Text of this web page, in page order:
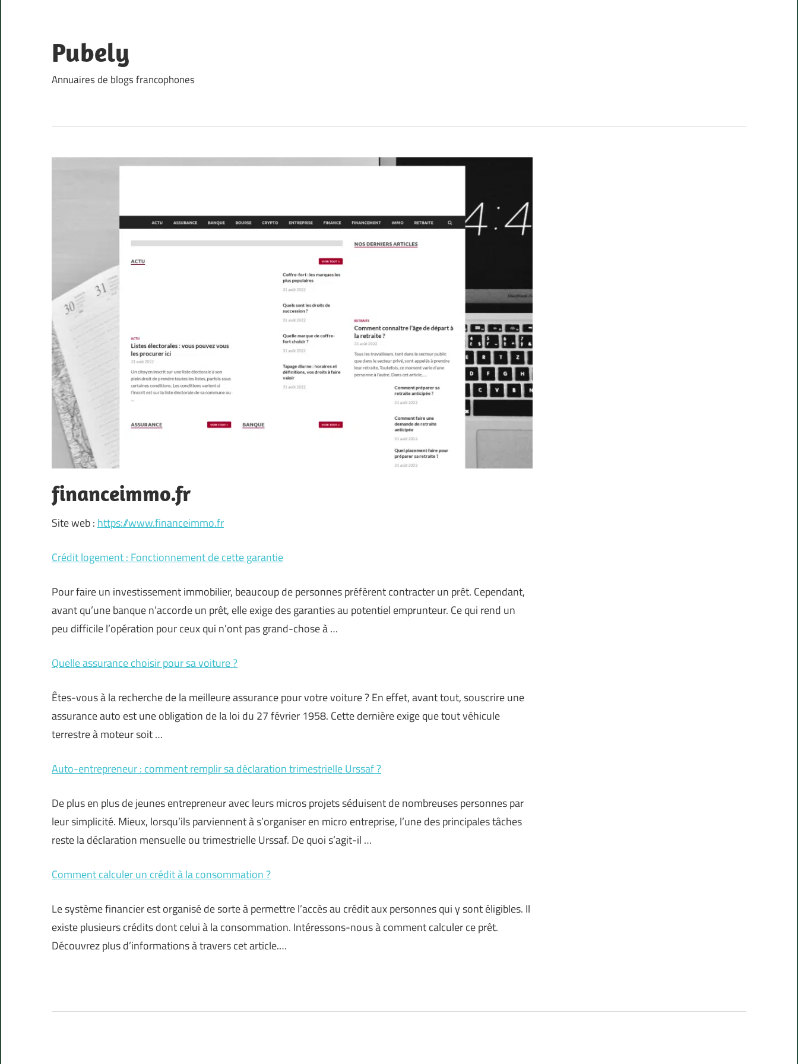
content
Pubely
Annuaires de blogs francophones
financeimmo.fr
Site web : https://www.financeimmo.fr
Crédit logement : Fonctionnement de cette garantie
Pour faire un investissement immobilier, beaucoup de personnes préfèrent contracter un prêt. Cependant,
avant qu’une banque n’accorde un prêt, elle exige des garanties au potentiel emprunteur. Ce qui rend un
peu difficile l’opération pour ceux qui n’ont pas grand-chose à …
Quelle assurance choisir pour sa voiture ?
Êtes-vous à la recherche de la meilleure assurance pour votre voiture ? En effet, avant tout, souscrire une
assurance auto est une obligation de la loi du 27 février 1958. Cette dernière exige que tout véhicule
terrestre à moteur soit …
Auto-entrepreneur : comment remplir sa déclaration trimestrielle Urssaf ?
De plus en plus de jeunes entrepreneur avec leurs micros projets séduisent de nombreuses personnes par
leur simplicité. Mieux, lorsqu’ils parviennent à s’organiser en micro entreprise, l’une des principales tâches
reste la déclaration mensuelle ou trimestrielle Urssaf. De quoi s’agit-il …
Comment calculer un crédit à la consommation ?
Le système financier est organisé de sorte à permettre l’accès au crédit aux personnes qui y sont éligibles. Il
existe plusieurs crédits dont celui à la consommation. Intéressons-nous à comment calculer ce prêt.
Découvrez plus d’informations à travers cet article.…